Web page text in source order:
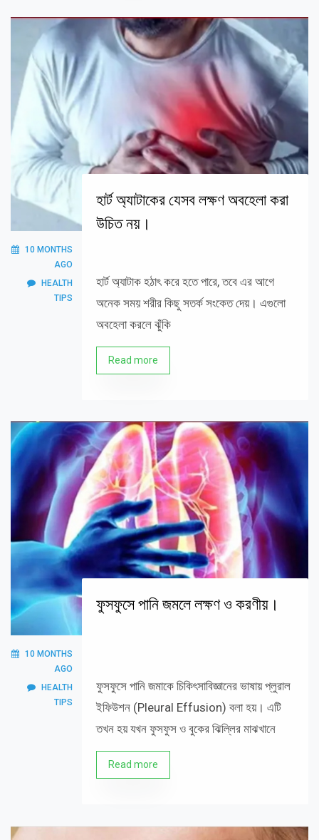
10 MONTHS
AGO
HEALTH
TIPS
হার্ট অ্যাটাকের যেসব লক্ষণ অবহেলা করা
উচিত নয়।
হার্ট অ্যাটাক হঠাৎ করে হতে পারে, তবে এর আগে
অনেক সময় শরীর কিছু সতর্ক সংকেত দেয়। এগুলো
অবহেলা করলে ঝুঁকি
Read more
10 MONTHS
AGO
HEALTH
TIPS
ফুসফুসে পানি জমলে লক্ষণ ও করণীয়।
ফুসফুসে পানি জমাকে চিকিৎসাবিজ্ঞানের ভাষায় প্লুরাল
ইফিউশন (Pleural Effusion) বলা হয়। এটি
তখন হয় যখন ফুসফুস ও বুকের ঝিল্লির মাঝখানে
Read more